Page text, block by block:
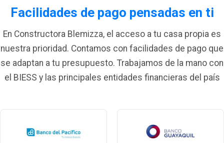
Facilidades de pago pensadas en ti
En Constructora Blemizza, el acceso a tu casa propia es
nuestra prioridad. Contamos con facilidades de pago que
se adaptan a tu presupuesto. Trabajamos de la mano con
el BIESS y las principales entidades financieras del país